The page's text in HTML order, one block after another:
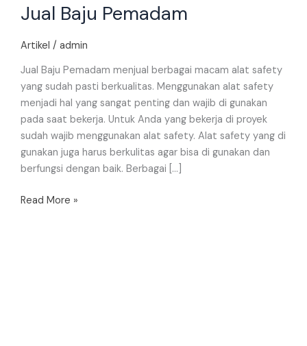
Jual Baju Pemadam
Artikel / admin
Jual Baju Pemadam menjual berbagai macam alat safety
yang sudah pasti berkualitas. Menggunakan alat safety
menjadi hal yang sangat penting dan wajib di gunakan
pada saat bekerja. Untuk Anda yang bekerja di proyek
sudah wajib menggunakan alat safety. Alat safety yang di
gunakan juga harus berkulitas agar bisa di gunakan dan
berfungsi dengan baik. Berbagai […]
Baju
Read More »